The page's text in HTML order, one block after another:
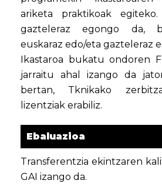
ariketa praktikoak egiteko.
gazteleraz egongo da,
euskaraz edo/eta gazteleraz
Ikastaroa bukatu ondoren
jarraitu ahal izango da
bertan, Tknikako
lizentziak erabiliz.
Ebaluazioa
Transferentzia ekintzaren
GAI izango da.